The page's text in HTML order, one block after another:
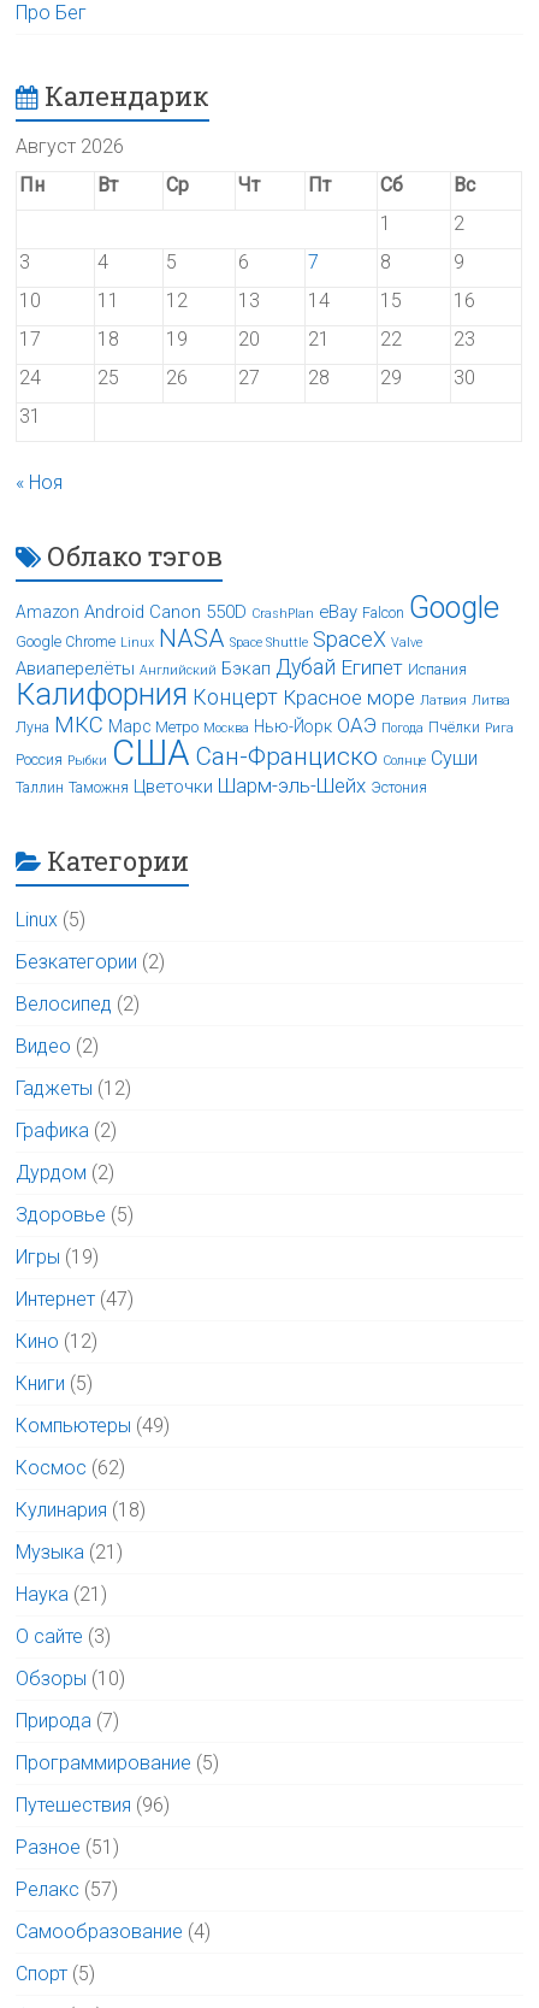
Про Бег
Календарик
Август 2026
Пн
Вт Ср Чт Пт Сб
Вс
1
2
3
4 5 6 7 8
9
10
11 12 13 14 15
16
17
18 19 20 21 22
23
24
25 26 27 28 29
30
31
« Ноя
Облако тэгов
Amazon Android Canon 550D CrashPlan eBay Falcon Google
Google Chrome Linux NASA Space Shuttle SpaceX Valve
Авиаперелёты Английский Бэкап Дубай Египет Испания
Калифорния Концерт Красное море Латвия Литва
Луна МКС Марс Метро Москва Нью-Йорк ОАЭ Погода Пчёлки Рига
Россия Рыбки США Сан-Франциско Солнце Суши
Таллин Таможня Цветочки Шарм-эль-Шейх Эстония
Категории
Linux (5)
Безкатегории (2)
Велосипед (2)
Видео (2)
Гаджеты (12)
Графика (2)
Дурдом (2)
Здоровье (5)
Игры (19)
Интернет (47)
Кино (12)
Книги (5)
Компьютеры (49)
Космос (62)
Кулинария (18)
Музыка (21)
Наука (21)
О сайте (3)
Обзоры (10)
Природа (7)
Программирование (5)
Путешествия (96)
Разное (51)
Релакс (57)
Самообразование (4)
Спорт (5)